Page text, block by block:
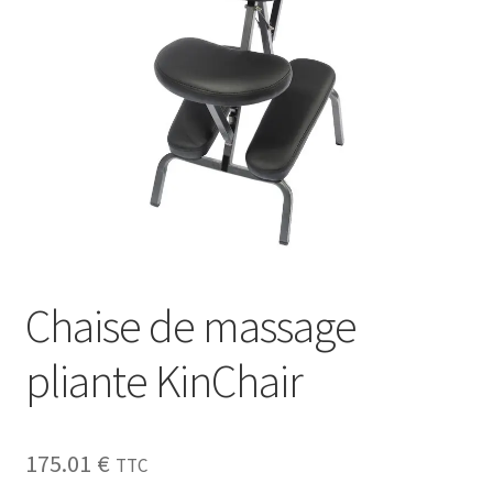
Chaise de massage
pliante KinChair
175.01 € TTC